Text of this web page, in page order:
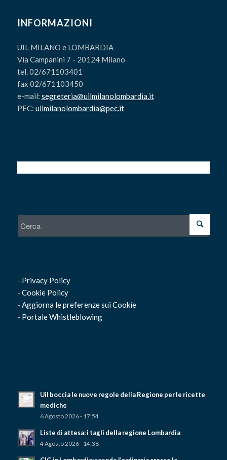
INFORMAZIONI
UIL MILANO e LOMBARDIA
Via Campanini 7 - 20124 Milano
tel. 02/671103401
fax 02/671103450
e-mail: segreteria@uilmilanolombardia.it
PEC: uilmilanolombardia@pec.it
- Privacy Policy
- Cookie Policy
- Aggiorna le preferenze sui Cookie
- Portale Whistleblowing
Uil boccia le nuove regole della Regione per le ricette
mediche
6 Agosto 2026 - 17:54
Liste di attesa: i tagli della regione Lombardia
4 Agosto 2026 - 14:38